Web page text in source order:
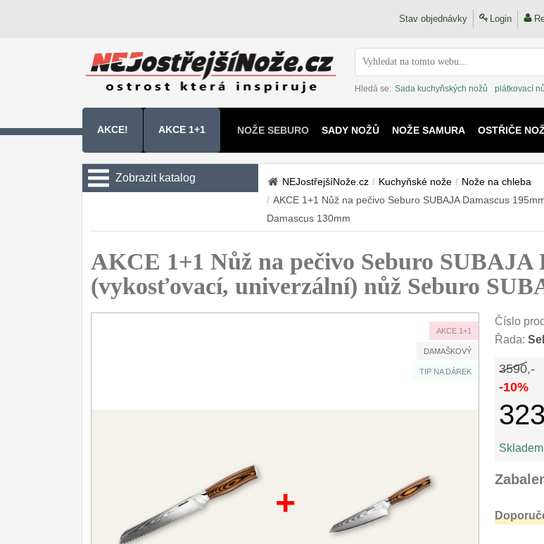
Stav objednávky Login
Hledá se: Sada kuchyňských nožů plátkovací
AKCE! AKCE 1+1 NOŽE SEBURO SADY NOŽŮ NOŽE SAMURA OSTŘIČE
Zobrazit katalog
Sady kuchyňských nožů
Šéfkuchařské nože
Univerzální nože 50
Steakové nože 2
Plátkovací nože
NEJostřejšíNože.cz / Kuchyňské nože / Nože na chleba
/ AKCE 1+1 Nůž na pečivo Seburo SUBAJA Damascus
Damascus 130mm
AKCE 1+1 Nůž na pečivo Seburo SUBAJA
(vykosťovací, univerzální) nůž Seburo
AKCE 1+1
DAMAŠKOVÝ
TIP NA DÁREK
+
Číslo
Řada:
3590,-
-10%